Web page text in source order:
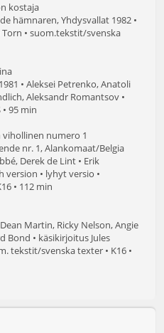
kostaja
hämnaren, Yhdysvallat 1982 •
Torn • suom.tekstit/svenska
• Aleksei Petrenko, Anatoli
Aleksandr Romantsov •
95 min
vihollinen numero 1
nr. 1, Alankomaat/Belgia
Derek de Lint • Erik
version • lyhyt versio •
• 112 min
Martin, Ricky Nelson, Angie
Bond • käsikirjoitus Jules
tekstit/svenska texter • K16 •